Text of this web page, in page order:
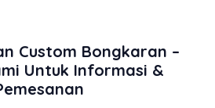
Custom Bongkaran –
Untuk Informasi &